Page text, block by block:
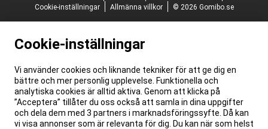
Cookie-inställningar
Allmänna villkor © 2026 Gomibo.se
Cookie-inställningar
Vi använder cookies och liknande tekniker för att ge dig en
bättre och mer personlig upplevelse. Funktionella och
analytiska cookies är alltid aktiva. Genom att klicka på
”Acceptera” tillåter du oss också att samla in dina uppgifter
och dela dem med 3 partners i marknadsföringssyfte. Då kan
vi visa annonser som är relevanta för dig. Du kan när som helst